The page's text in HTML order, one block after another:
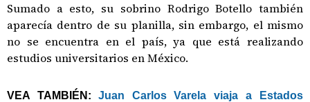
Sumado a esto, su sobrino Rodrigo Botello también
aparecía dentro de su planilla, sin embargo, el mismo
no se encuentra en el país, ya que está realizando
estudios universitarios en México.
VEA TAMBIÉN:
Juan Carlos Varela viaja a Estados